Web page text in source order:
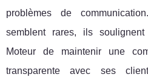
problèmes de
semblent rares, ils
Moteur de maintenir une
transparente avec ses